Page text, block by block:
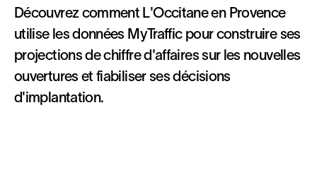
Découvrez comment L'Occitane en Provence
utilise les données MyTraffic pour construire ses
projections de chiffre d'affaires sur les nouvelles
ouvertures et fiabiliser ses décisions
d'implantation.